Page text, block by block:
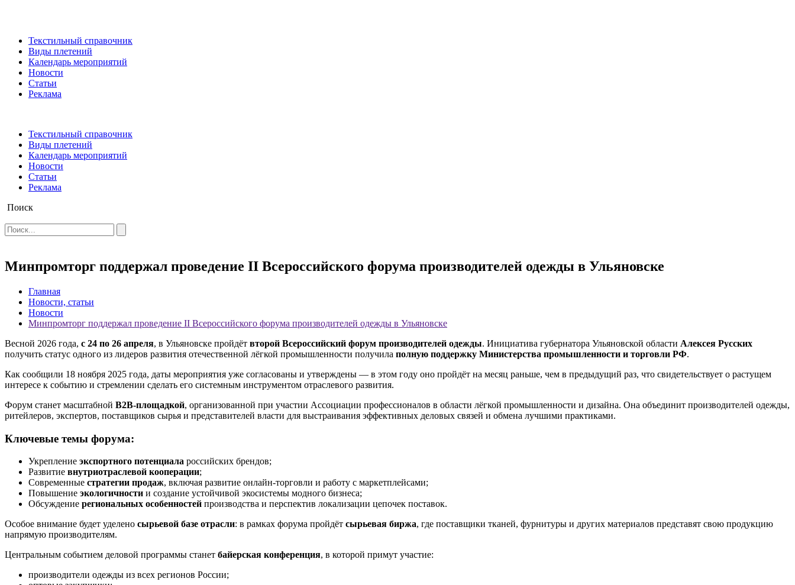
Текстильный справочник
Виды плетений
Календарь мероприятий
Новости
Статьи
Реклама
Текстильный справочник
Виды плетений
Календарь мероприятий
Новости
Статьи
Реклама
Поиск
Минпромторг поддержал проведение II Всероссийского форума производителей одежды в Ульяновске
Главная
Новости, статьи
Новости
Минпромторг поддержал проведение II Всероссийского форума производителей одежды в Ульяновске
Весной 2026 года, с 24 по 26 апреля, в Ульяновске пройдёт второй Всероссийский форум производителей одежды. Инициатива губернатора Ульяновской области Алексея Русских
получить статус одного из лидеров развития отечественной лёгкой промышленности получила полную поддержку Министерства промышленности и торговли РФ.
Как сообщили 18 ноября 2025 года, даты мероприятия уже согласованы и утверждены — в этом году оно пройдёт на месяц раньше, чем в предыдущий раз, что свидетельствует о растущем
интересе к событию и стремлении сделать его системным инструментом отраслевого развития.
Форум станет масштабной B2B-площадкой, организованной при участии Ассоциации профессионалов в области лёгкой промышленности и дизайна. Она объединит производителей одежды,
ритейлеров, экспертов, поставщиков сырья и представителей власти для выстраивания эффективных деловых связей и обмена лучшими практиками.
Ключевые темы форума:
Укрепление экспортного потенциала российских брендов;
Развитие внутриотраслевой кооперации;
Современные стратегии продаж, включая развитие онлайн-торговли и работу с маркетплейсами;
Повышение экологичности и создание устойчивой экосистемы модного бизнеса;
Обсуждение региональных особенностей производства и перспектив локализации цепочек поставок.
Особое внимание будет уделено сырьевой базе отрасли: в рамках форума пройдёт сырьевая биржа, где поставщики тканей, фурнитуры и других материалов представят свою продукцию
напрямую производителям.
Центральным событием деловой программы станет байерская конференция, в которой примут участие:
производители одежды из всех регионов России;